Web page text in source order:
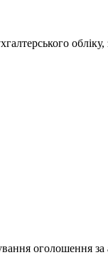
обліку,
оголошення